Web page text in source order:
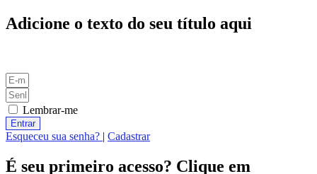
Adicione o texto do seu título aqui
Lembrar-me
Entrar
Esqueceu sua senha? | Cadastrar
É seu primeiro acesso? Clique em